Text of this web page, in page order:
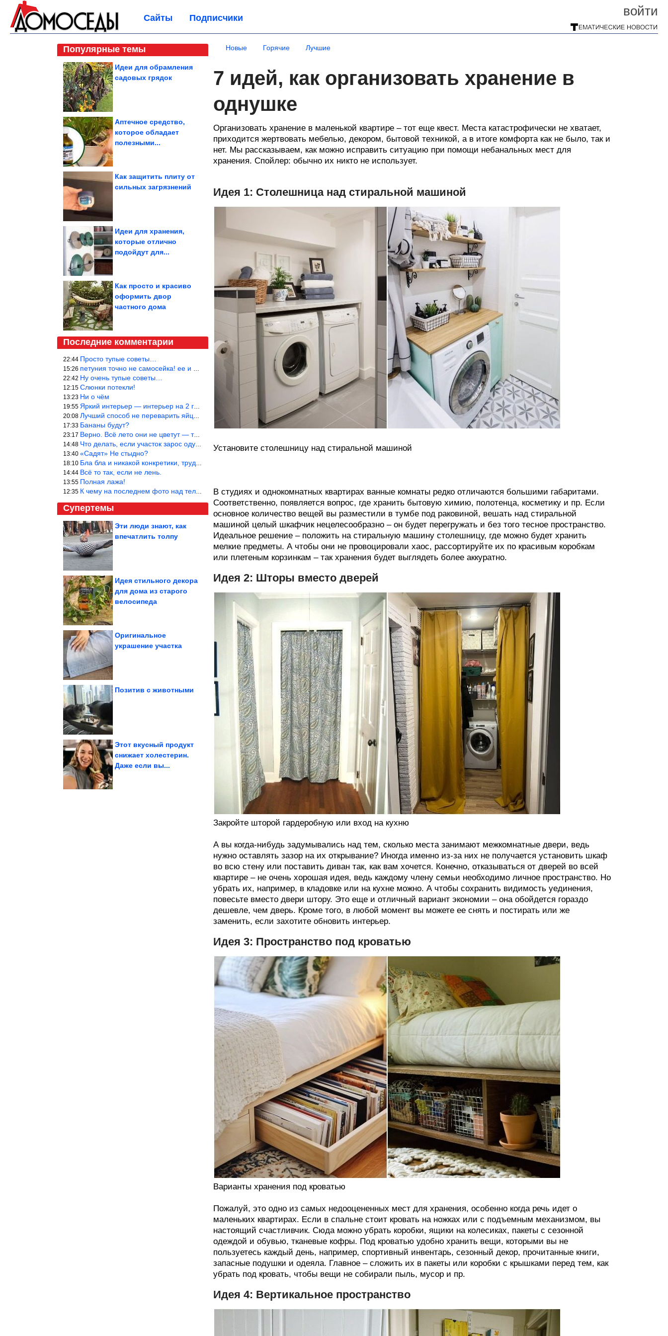
войти
Сайты Подписчики
Популярные темы
Идеи для обрамления
садовых грядок
Аптечное средство,
которое обладает
полезными...
Как защитить плиту от
сильных загрязнений
Идеи для хранения,
которые отлично
подойдут для...
Как просто и красиво
оформить двор
частного дома
Последние комментарии
22:44 Просто тупые советы…
15:26 петуния точно не самосейка! ее и из рассады тяжело вырастить!
22:42 Ну очень тупые советы…
12:15 Слюнки потекли!
13:23 Ни о чём
19:55 Яркий интерьер — интерьер на 2 года! Человек должен отдыхать в с
20:08 Лучший способ не переварить яйцо — довести его до кипения и выкл
17:33 Бананы будут?
23:17 Верно. Всё лето они не цветут — только в его начале. Достаточно
14:48 Что делать, если участок зарос одуванчиками — ничего.
13:40 «Садят» Не стыдно?
18:10 Бла бла и никакой конкретики, трудно указать наименование рекоме
14:44 Всё то так, если не лень.
13:55 Полная лажа!
12:35 К чему на последнем фото над телевизором две полки? Делают интер
Супертемы
Улыбка загружается...
Эти люди знают, как
впечатлить толпу
5 малоизвестных, но
Идея стильного декора
для дома из старого
велосипеда
Оригинальное
украшение участка
Позитив с животными
заготовки, чтобы не
было...
Этот вкусный продукт
снижает холестерин.
Даже если вы...
Новые Горячие Лучшие
7 идей, как организовать хранение в
однушке
Организовать хранение в маленькой квартире – тот еще квест. Места катастрофически не хватает,
приходится жертвовать мебелью, декором, бытовой техникой, а в итоге комфорта как не было, так и
нет. Мы рассказываем, как можно исправить ситуацию при помощи небанальных мест для
хранения. Спойлер: обычно их никто не использует.
Идея 1: Столешница над стиральной машиной
Установите столешницу над стиральной машиной
В студиях и однокомнатных квартирах ванные комнаты редко отличаются большими габаритами.
Соответственно, появляется вопрос, где хранить бытовую химию, полотенца, косметику и пр. Если
основное количество вещей вы разместили в тумбе под раковиной, вешать над стиральной
машиной целый шкафчик нецелесообразно – он будет перегружать и без того тесное пространство.
Идеальное решение – положить на стиральную машину столешницу, где можно будет хранить
мелкие предметы. А чтобы они не провоцировали хаос, рассортируйте их по красивым коробкам
или плетеным корзинкам – так хранения будет выглядеть более аккуратно.
Идея 2: Шторы вместо дверей
Закройте шторой гардеробную или вход на кухню
А вы когда-нибудь задумывались над тем, сколько места занимают межкомнатные двери, ведь
нужно оставлять зазор на их открывание? Иногда именно из-за них не получается установить шкаф
во всю стену или поставить диван так, как вам хочется. Конечно, отказываться от дверей во всей
квартире – не очень хорошая идея, ведь каждому члену семьи необходимо личное пространство. Но
убрать их, например, в кладовке или на кухне можно. А чтобы сохранить видимость уединения,
повесьте вместо двери штору. Это еще и отличный вариант экономии – она обойдется гораздо
дешевле, чем дверь. Кроме того, в любой момент вы можете ее снять и постирать или же
заменить, если захотите обновить интерьер.
Идея 3: Пространство под кроватью
Варианты хранения под кроватью
Пожалуй, это одно из самых недооцененных мест для хранения, особенно когда речь идет о
маленьких квартирах. Если в спальне стоит кровать на ножках или с подъемным механизмом, вы
настоящий счастливчик. Сюда можно убрать коробки, ящики на колесиках, пакеты с сезонной
одеждой и обувью, тканевые кофры. Под кроватью удобно хранить вещи, которыми вы не
пользуетесь каждый день, например, спортивный инвентарь, сезонный декор, прочитанные книги,
запасные подушки и одеяла. Главное – сложить их в пакеты или коробки с крышками перед тем, как
убрать под кровать, чтобы вещи не собирали пыль, мусор и пр.
Идея 4: Вертикальное пространство